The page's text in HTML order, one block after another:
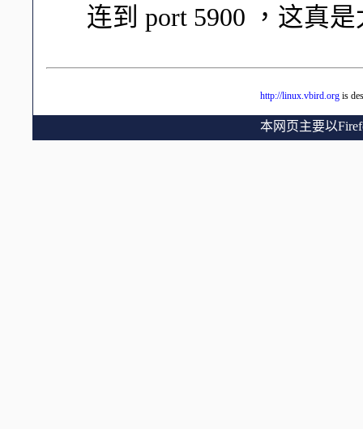
连到 port 5900 ，这真
http://linux.vbird.org is
本网页主要以